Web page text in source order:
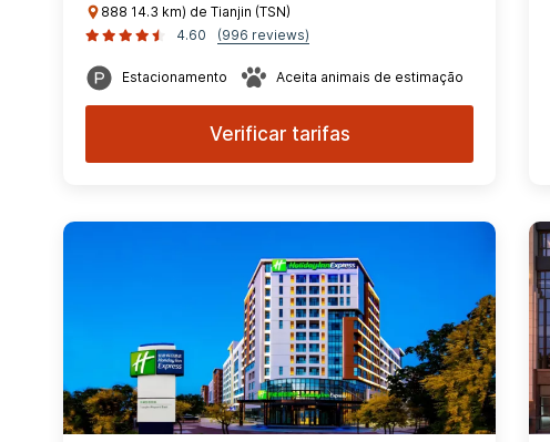
888 14.3 km) de Tianjin (TSN)
4.60
(996 reviews)
Estacionamento Aceita animais de estimação
Verificar tarifas